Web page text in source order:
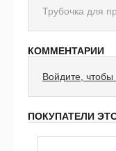
Трубочка для
КОММЕНТАРИИ
Войдите,
ПОКУПАТЕЛИ